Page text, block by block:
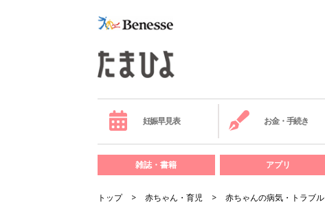
妊娠早見表 お金・手続き
雑誌・書籍 アプリ
トップ 赤ちゃん・育児 赤ちゃんの病気・トラブル